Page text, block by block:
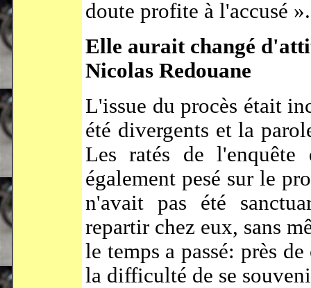
doute profite à l'accusé ».
Elle aurait changé
Nicolas Redouane
L'issue du procès était
été divergents et la
Les ratés de l'enquête
également pesé sur le
n'avait pas été
repartir chez eux, sans
le temps a passé: près
la difficulté de se